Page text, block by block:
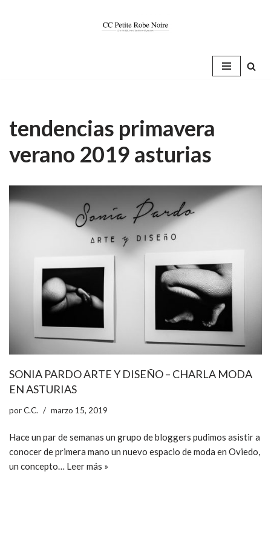
tendencias primavera
verano 2019 asturias
SONIA PARDO ARTE Y DISEÑO – CHARLA MODA
EN ASTURIAS
porC.C. marzo 15, 2019
Hace un par de semanas un grupo de bloggers pudimos asistir a
conocer de primera mano un nuevo espacio de moda en Oviedo,
un concepto… Leer más »